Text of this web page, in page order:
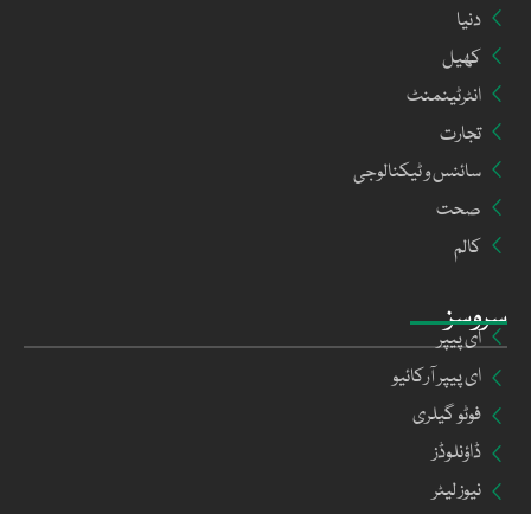
سروسز
ای پیپر
ای پیپر آرکائیو
فوٹو گیلری
ڈاؤنلوڈز
نیوز لیٹر
دنیا
کھیل
انٹرٹینمنٹ
تجارت
سائنس و ٹیکنالوجی
صحت
کالم